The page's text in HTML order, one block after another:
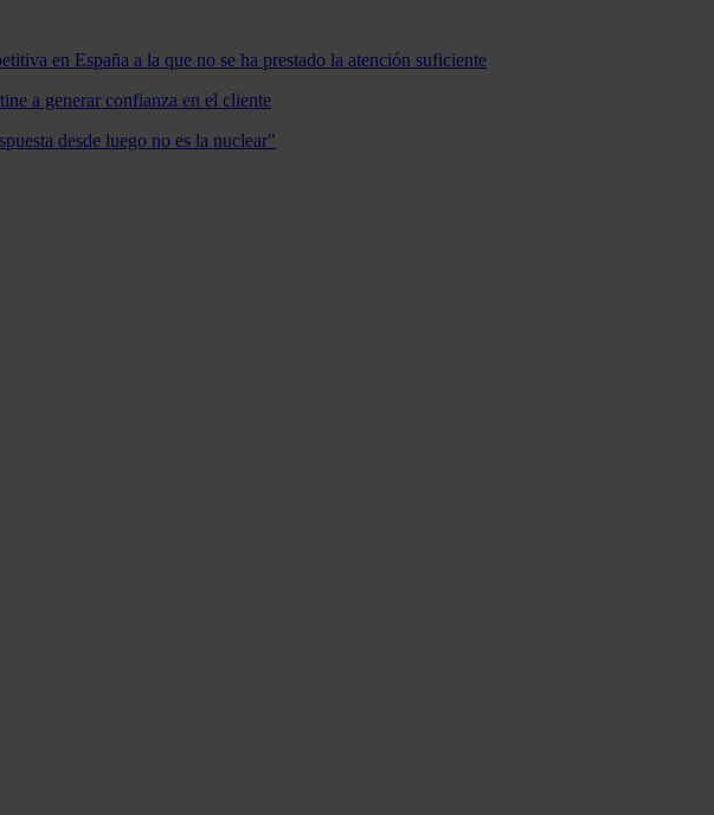
en España a la que no se ha prestado la atención suficiente
a generar confianza en el cliente
desde luego no es la nuclear"